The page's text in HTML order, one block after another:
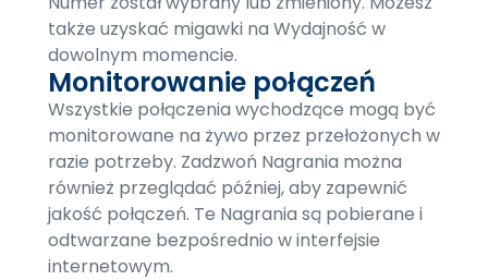
także uzyskać migawki na Wydajność w
dowolnym momencie.
Monitorowanie połączeń
Wszystkie połączenia wychodzące mogą być
monitorowane na żywo przez przełożonych w
razie potrzeby. Zadzwoń Nagrania można
również przeglądać później, aby zapewnić
jakość połączeń. Te Nagrania są pobierane i
odtwarzane bezpośrednio w interfejsie
internetowym.